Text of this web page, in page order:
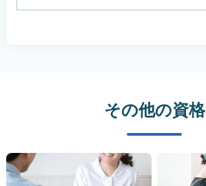
その他の資格